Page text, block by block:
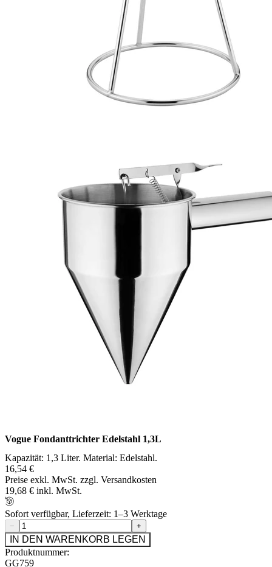
Vogue Fondanttrichter Edelstahl 1,3L
Kapazität: 1,3 Liter. Material: Edelstahl.
16,54 €
Preise exkl. MwSt. zzgl. Versandkosten
19,68 € inkl. MwSt.
Sofort verfügbar, Lieferzeit: 1–3 Werktage
− +
IN DEN WARENKORB LEGEN
Produktnummer:
GG759